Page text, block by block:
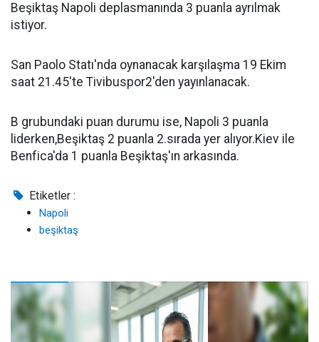
Beşiktaş Napoli deplasmanında 3 puanla ayrılmak
istiyor.
San Paolo Statı'nda oynanacak karşılaşma 19 Ekim
saat 21.45'te Tivibuspor2'den yayınlanacak.
B grubundaki puan durumu ise, Napoli 3 puanla
liderken,Beşiktaş 2 puanla 2.sırada yer alıyor.Kiev ile
Benfica'da 1 puanla Beşiktaş'ın arkasında.
Etiketler :
Napoli
beşiktaş